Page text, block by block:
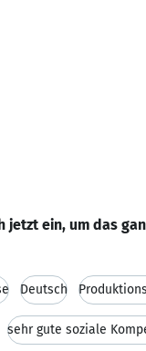
jetzt ein, um das
Deutsch
sehr gute soziale